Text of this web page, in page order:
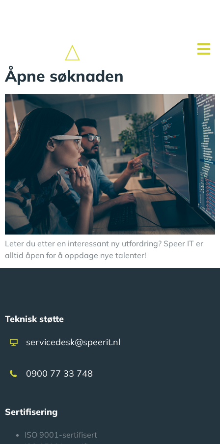
Åpne søknaden
Leter du etter en interessant ny utfordring? Speer IT er
alltid åpen for å oppdage nye talenter!
Teknisk støtte
servicedesk@speerit.nl
0900 77 33 748
Sertifisering
ISO 9001-sertifisert